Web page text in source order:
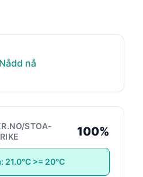
nå
STOA-
100%
21.0°C >= 20°C